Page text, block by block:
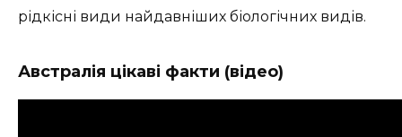
рідкісні види найдавніших біологічних видів.
Австралія цікаві факти (відео)